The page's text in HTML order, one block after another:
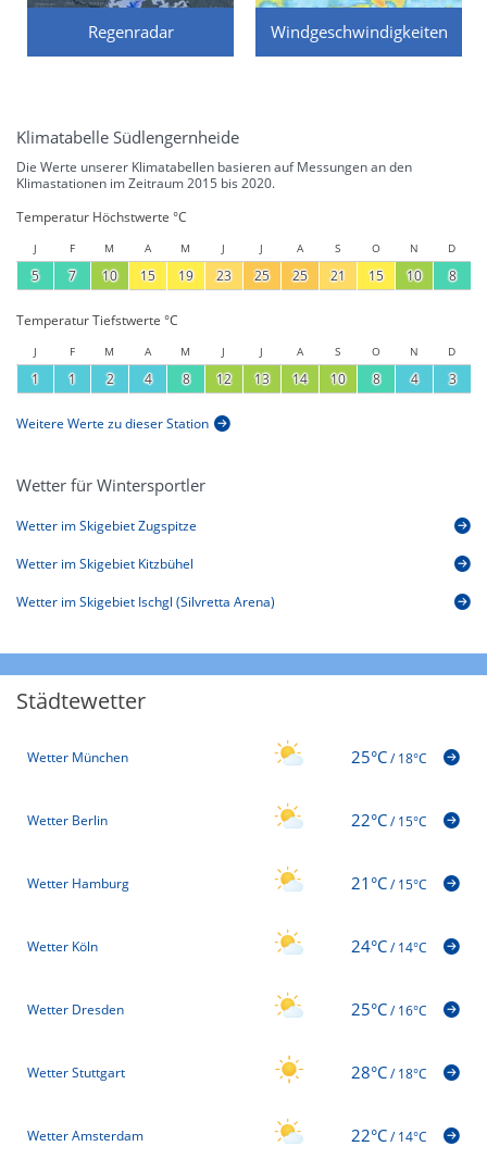
Regenradar Windgeschwindigkeiten
Klimatabelle Südlengernheide
Die Werte unserer Klimatabellen basieren auf Messungen an den
Klimastationen im Zeitraum 2015 bis 2020.
Temperatur Höchstwerte °C
J F M A M J J A S O N D
5 7 10 15 19 23 25 25 21 15 10 8
Temperatur Tiefstwerte °C
J F M A M J J A S O N D
1 1 2 4 8 12 13 14 10 8 4 3
Weitere Werte zu dieser Station
Wetter für Wintersportler
Wetter im Skigebiet Zugspitze
Wetter im Skigebiet Kitzbühel
Wetter im Skigebiet Ischgl (Silvretta Arena)
Städtewetter
Wetter München 25°C/18°C
Wetter Berlin 22°C/15°C
Wetter Hamburg 21°C/15°C
Wetter Köln 24°C/14°C
Wetter Dresden 25°C/16°C
Wetter Stuttgart 28°C/18°C
Wetter Amsterdam 22°C/14°C